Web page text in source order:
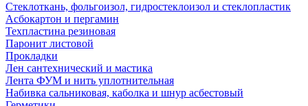
Стеклоткань, фольгоизол, гидростеклоизол и стеклопластик
Асбокартон и пергамин
Техпластина резиновая
Паронит листовой
Прокладки
Лен сантехнический и мастика
Лента ФУМ и нить уплотнительная
Набивка сальниковая, каболка и шнур асбестовый